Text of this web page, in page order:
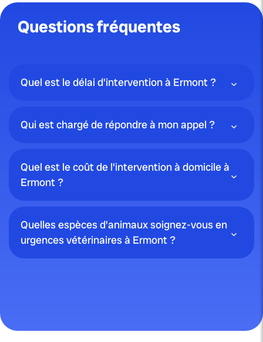
Questions fréquentes
Quel est le délai d'intervention à Ermont ?
Qui est chargé de répondre à mon appel ?
Quel est le coût de l'intervention à domicile à
Ermont ?
Quelles espèces d'animaux soignez-vous en
urgences vétérinaires à Ermont ?